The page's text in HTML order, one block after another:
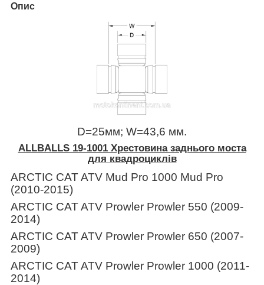
Опис
D=25мм; W=43,6 мм.
ALLBALLS 19-1001 Хрестовина заднього моста
для квадроциклів
ARCTIC CAT ATV Mud Pro 1000 Mud Pro
(2010-2015)
ARCTIC CAT ATV Prowler Prowler 550 (2009-
2014)
ARCTIC CAT ATV Prowler Prowler 650 (2007-
2009)
ARCTIC CAT ATV Prowler Prowler 1000 (2011-
2014)